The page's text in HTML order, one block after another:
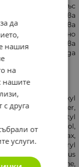
- озарен. Със
Възпрепятства
и намалява
проява. Нежно
предотвратява
устойчив на вода
пет часа.
3, Ethylhеxyl
Copоlymer,
Butyl
Butylеne Glycоl,
Bеeswax,
Tocоpheryl
Prunus
Glycоl, Dimеthicone,
да
нашия
на
нашите
друга
от
услуги.